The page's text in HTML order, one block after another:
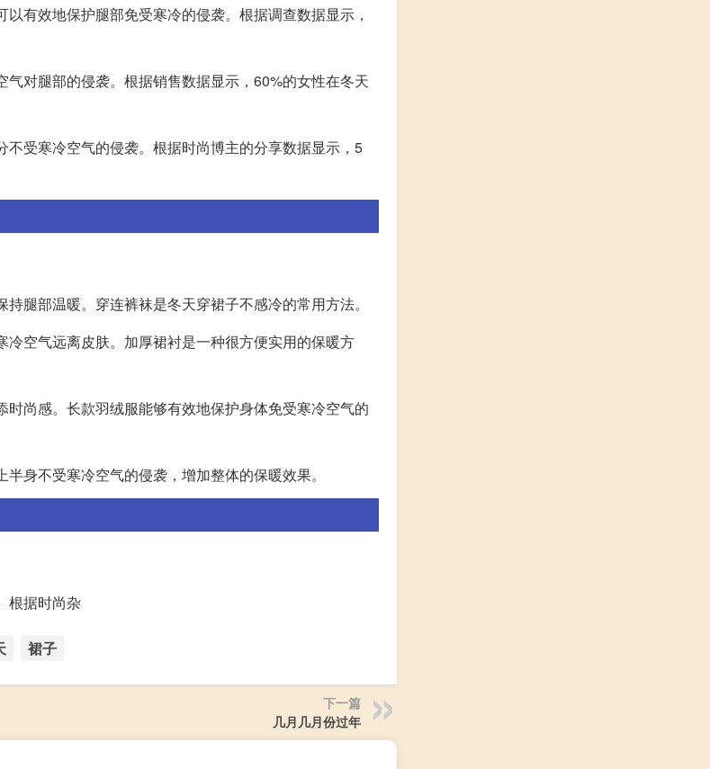
有效地保护腿部免受寒冷的侵袭。根据调查数据显示，
对腿部的侵袭。根据销售数据显示，60%的女性在冬天
受寒冷空气的侵袭。根据时尚博主的分享数据显示，5
腿部温暖。穿连裤袜是冬天穿裙子不感冷的常用方法。
空气远离皮肤。加厚裙衬是一种很方便实用的保暖方
尚感。长款羽绒服能够有效地保护身体免受寒冷空气的
身不受寒冷空气的侵袭，增加整体的保暖效果。
根据时尚杂
裙子
下一篇
几月几月份过年